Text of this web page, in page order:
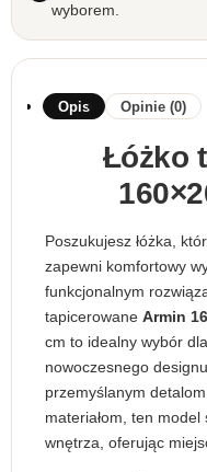
wyborem.
Opis Opinie (0)
Łóżko
Poszukujesz łóżka,
zapewni komfortowy
funkcjonalnym
tapicerowane Armin 16
cm to idealny wybór
nowoczesnego
przemyślanym
materiałom, ten
wnętrza, oferując